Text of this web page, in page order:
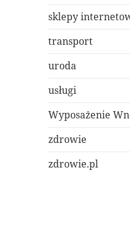
sklepy
transport
uroda
usługi
Wyposażenie
zdrowie
zdrowie.pl